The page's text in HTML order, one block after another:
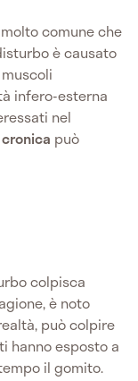
comune che
è causato
infero-esterna
nel
può
colpisca
è noto
può colpire
hanno esposto a
il gomito.